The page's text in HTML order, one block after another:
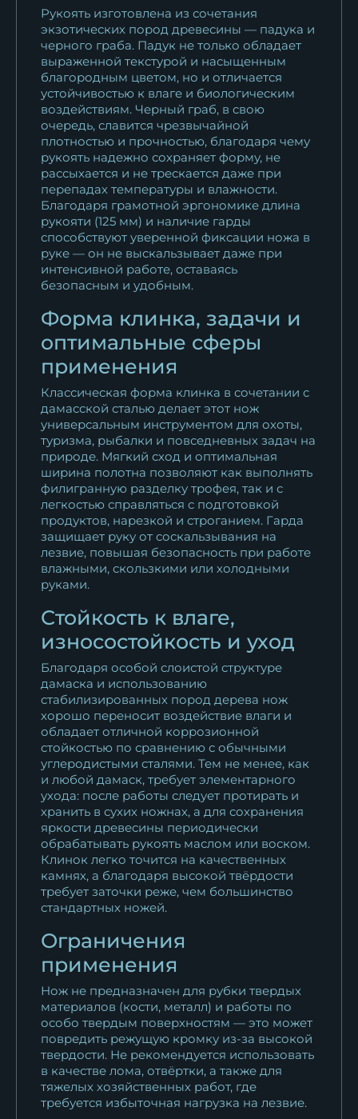
мельхиор...
20 258₽
Нож Мурена булат мельхиор
черный граб
18 389₽
Нож Мурена дамаск береста
11 625₽
Рукоять изготовлена из сочетания
экзотических пород древесины — падука и
черного граба. Падук не только обладает
выраженной текстурой и насыщенным
благородным цветом, но и отличается
устойчивостью к влаге и биологическим
воздействиям. Черный граб, в свою
очередь, славится чрезвычайной
плотностью и прочностью, благодаря чему
рукоять надежно сохраняет форму, не
рассыхается и не трескается даже при
перепадах температуры и влажности.
Благодаря грамотной эргономике длина
рукояти (125 мм) и наличие гарды
способствуют уверенной фиксации ножа в
руке — он не выскальзывает даже при
интенсивной работе, оставаясь
безопасным и удобным.
Форма клинка, задачи и
оптимальные сферы
применения
Классическая форма клинка в сочетании с
дамасской сталью делает этот нож
универсальным инструментом для охоты,
туризма, рыбалки и повседневных задач на
природе. Мягкий сход и оптимальная
ширина полотна позволяют как выполнять
филигранную разделку трофея, так и с
легкостью справляться с подготовкой
продуктов, нарезкой и строганием. Гарда
защищает руку от соскальзывания на
лезвие, повышая безопасность при работе
влажными, скользкими или холодными
руками.
Стойкость к влаге,
износостойкость и уход
Благодаря особой слоистой структуре
дамаска и использованию
стабилизированных пород дерева нож
хорошо переносит воздействие влаги и
обладает отличной коррозионной
стойкостью по сравнению с обычными
углеродистыми сталями. Тем не менее, как
и любой дамаск, требует элементарного
ухода: после работы следует протирать и
хранить в сухих ножнах, а для сохранения
яркости древесины периодически
обрабатывать рукоять маслом или воском.
Клинок легко точится на качественных
камнях, а благодаря высокой твёрдости
требует заточки реже, чем большинство
стандартных ножей.
Ограничения
применения
Нож не предназначен для рубки твердых
материалов (кости, металл) и работы по
особо твердым поверхностям — это может
повредить режущую кромку из-за высокой
твердости. Не рекомендуется использовать
в качестве лома, отвёртки, а также для
тяжелых хозяйственных работ, где
требуется избыточная нагрузка на лезвие.